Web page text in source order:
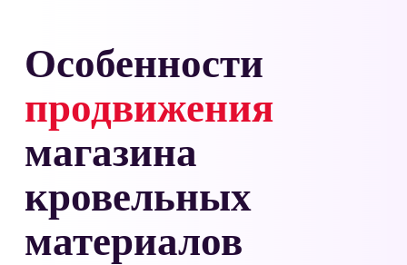
Особенности
продвижения
магазина
кровельных
материалов